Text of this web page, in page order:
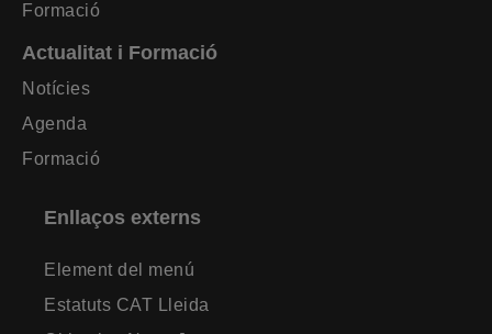
Formació
Actualitat i Formació
Notícies
Agenda
Formació
Enllaços externs
Element del menú
Estatuts CAT Lleida